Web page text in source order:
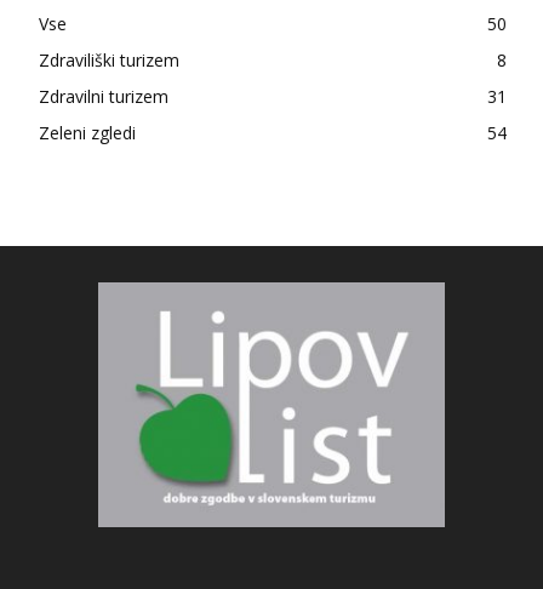
Vse
50
Zdraviliški turizem
8
Zdravilni turizem
31
Zeleni zgledi
54